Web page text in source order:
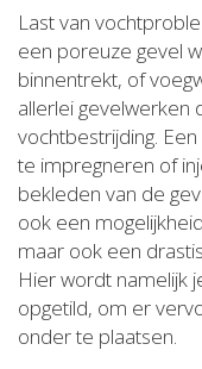
Last van
een poreuze gevel
binnentrekt, of
allerlei gevelwerken
vochtbestrijding.
te impregneren of
bekleden van de
ook een
maar ook een
Hier wordt namelijk
opgetild, om er
onder te plaatsen.